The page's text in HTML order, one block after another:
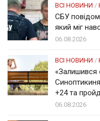
ВСІ НОВИНИ /
СБУ
який міг
06.08.2026
ВСІ НОВИНИ /
«Залишився
+24 та
06.08.2026